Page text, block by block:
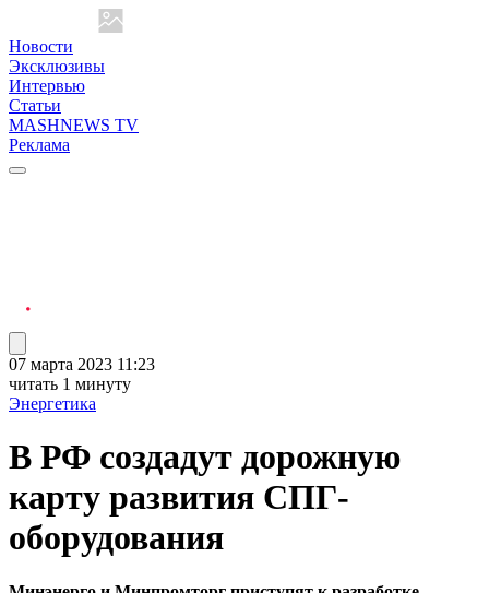
Новости
Эксклюзивы
Интервью
Статьи
MASHNEWS TV
Реклама
07 марта 2023 11:23
читать 1 минуту
Энергетика
В РФ создадут дорожную
карту развития СПГ-
оборудования